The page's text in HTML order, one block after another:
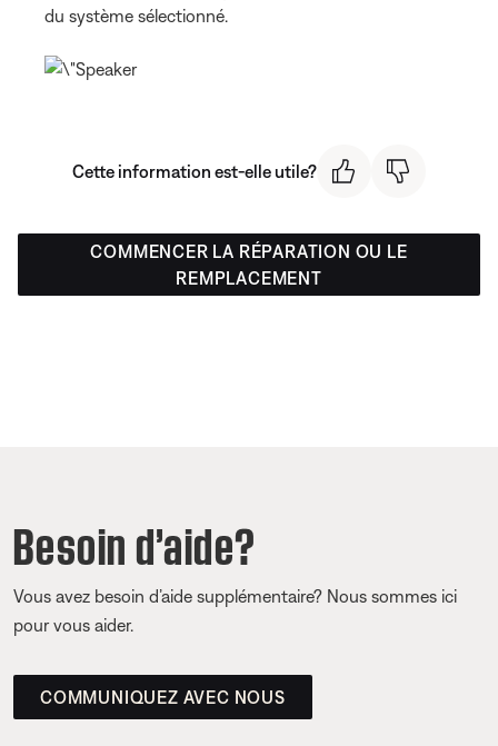
du système sélectionné.
Cette information est-elle utile?
COMMENCER LA RÉPARATION OU LE
REMPLACEMENT
Besoin d’aide?
Vous avez besoin d’aide supplémentaire? Nous sommes ici
pour vous aider.
COMMUNIQUEZ AVEC NOUS